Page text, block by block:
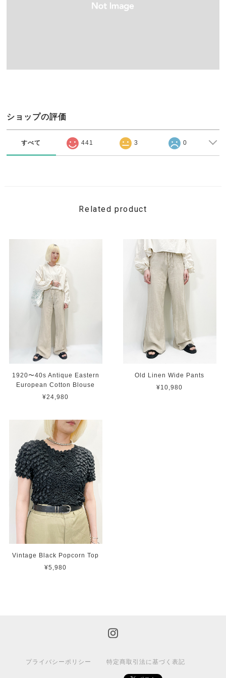
ショップの評価
すべて 441 3 0
Related product
1920〜40s Antique Eastern
European Cotton Blouse
¥24,980
Old Linen Wide Pants
¥10,980
Vintage Black Popcorn Top
¥5,980
プライバシーポリシー 特定商取引法に基づく表記